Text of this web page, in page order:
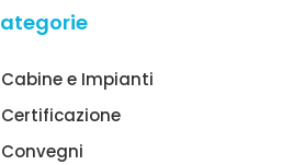
Cabine e Impianti
Certificazione
Convegni